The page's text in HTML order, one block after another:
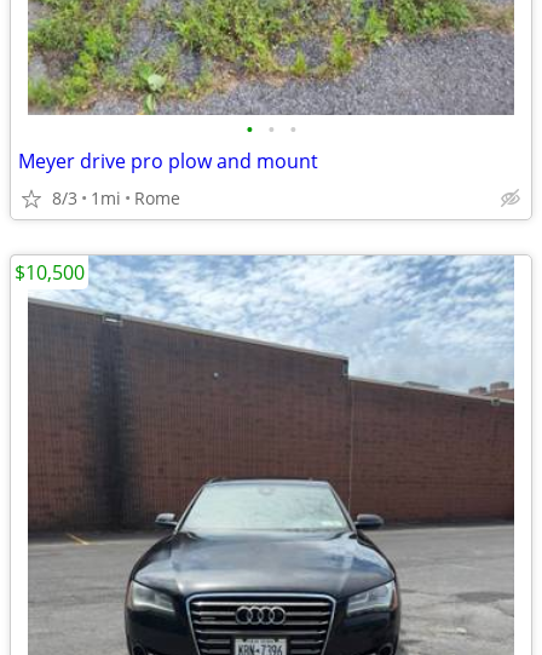
• • •
Meyer drive pro plow and mount
8/3 1mi Rome
$10,500